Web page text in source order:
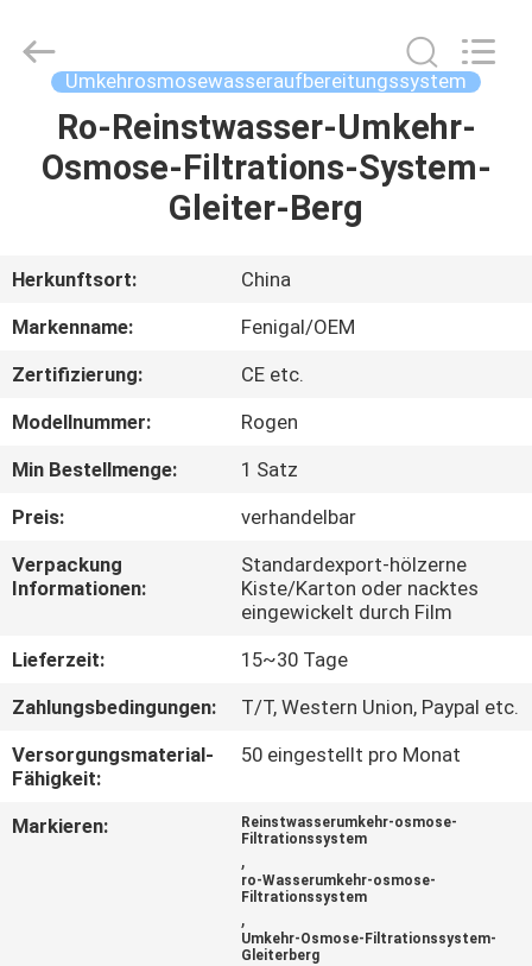
HAUS
ÜBER
UNS
FABRIK-
AUSFLUG
QUALITÄTSKONTROLLE
TRETEN
MIT
UNS
IN
VERBINDUNG
Umkehrosmosewasseraufbereitungssystem
Ro-Reinstwasser-Umkehr-
Osmose-Filtrations-System-
Gleiter-Berg
Herkunftsort:
China
Markenname:
Fenigal/OEM
Zertifizierung:
CE etc.
Modellnummer:
Rogen
Min Bestellmenge:
1 Satz
Preis:
verhandelbar
Verpackung
Informationen:
Standardexport-hölzerne
Kiste/Karton oder nacktes
eingewickelt durch Film
Lieferzeit:
15~30 Tage
Zahlungsbedingungen:
T/T, Western Union, Paypal etc.
Versorgungsmaterial-
Fähigkeit:
50 eingestellt pro Monat
Markieren:
Reinstwasserumkehr-osmose-
Filtrationssystem
,
ro-Wasserumkehr-osmose-
Filtrationssystem
,
Umkehr-Osmose-Filtrationssystem-
Gleiterberg